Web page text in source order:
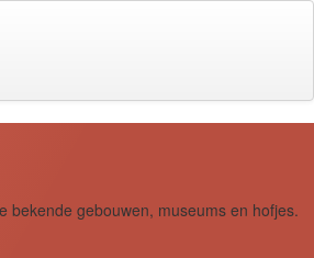
bekende gebouwen, museums en hofjes.